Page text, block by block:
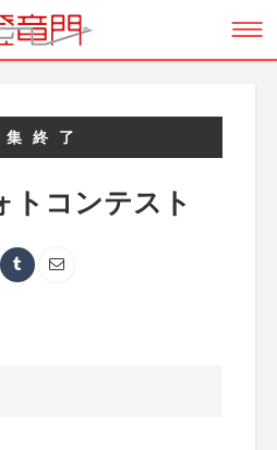
集終了
トコンテスト